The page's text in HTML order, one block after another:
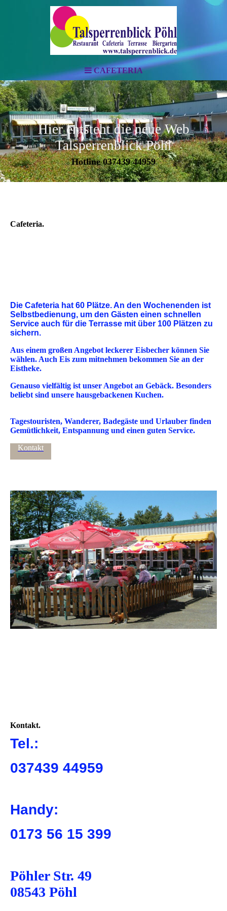
CAFETERIA
Hier entsteht die neue Web
Talsperrenblick Pöhl
Hotline 037439 44959
Cafeteria.
Die Cafeteria hat 60 Plätze. An den Wochenenden ist
Selbstbedienung, um den Gästen einen schnellen
Service auch für die Terrasse mit über 100 Plätzen zu
sichern.
Aus einem großen Angebot leckerer Eisbecher können Sie
wählen. Auch Eis zum mitnehmen bekommen Sie an der
Eistheke.
Genauso vielfältig ist unser Angebot an Gebäck. Besonders
beliebt sind unsere hausgebackenen Kuchen.
Tagestouristen, Wanderer, Badegäste und Urlauber finden
Gemütlichkeit, Entspannung und einen guten Service.
Kontakt
Kontakt.
Tel.:
037439 44959
Handy:
0173 56 15 399
Pöhler Str. 49
08543 Pöhl